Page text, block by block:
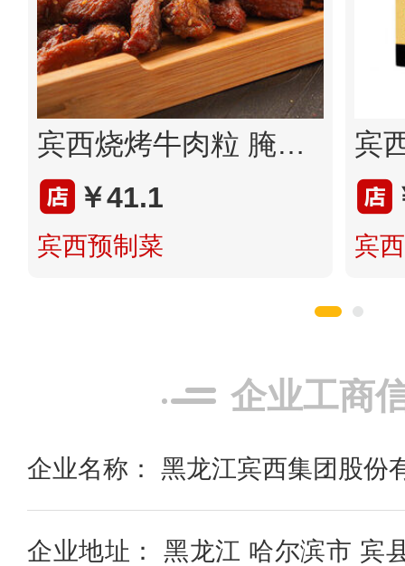
宾西烧烤牛肉粒 腌制牛肉粒清真东北特色烧烤空气炸锅食材200g/袋
￥41.1
宾西预制菜 宾
企业工商
企业名称： 黑龙江宾西集团股份
企业地址： 黑龙江 哈尔滨市 宾